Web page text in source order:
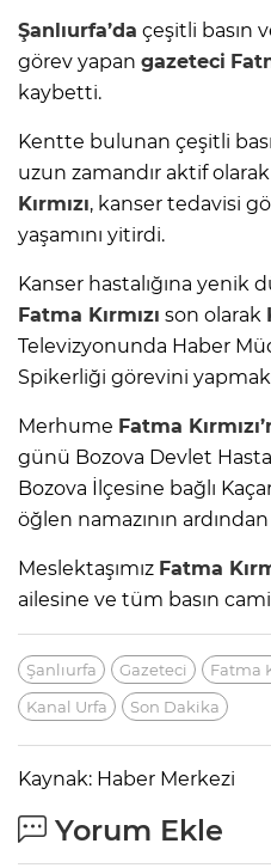
Şanlıurfa’da çeşitli basın
görev yapan gazeteci
kaybetti.
Kentte bulunan çeşitli
uzun zamandır aktif
Kırmızı, kanser tedavisi
yaşamını yitirdi.
Kanser hastalığına yenik
Fatma Kırmızı son olarak
Televizyonunda Haber
Spikerliği görevini
Merhume Fatma
günü Bozova Devlet
Bozova İlçesine bağlı
öğlen namazının
Meslektaşımız Fatma
ailesine ve tüm basın
Şanlıurfa Gazeteci Fatma
Kanal Urfa
Son Dakika
Kaynak: Haber Merkezi
Yorum Ekle